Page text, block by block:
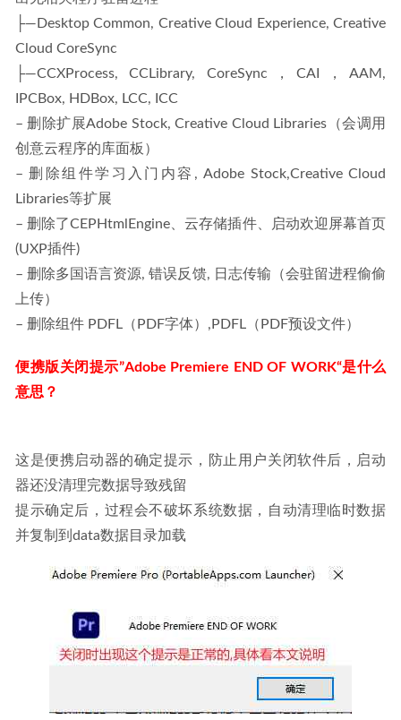
├—Desktop Common, Creative Cloud Experience, Creative
Cloud CoreSync
├—CCXProcess, CCLibrary, CoreSync，CAI，AAM,
IPCBox, HDBox, LCC, ICC
– 删除扩展Adobe Stock, Creative Cloud Libraries（会调用
创意云程序的库面板）
– 删除组件学习入门内容, Adobe Stock,Creative Cloud
Libraries等扩展
– 删除了CEPHtmlEngine、云存储插件、启动欢迎屏幕首页
(UXP插件)
– 删除多国语言资源, 错误反馈, 日志传输（会驻留进程偷偷
上传）
– 删除组件 PDFL（PDF字体）,PDFL（PDF预设文件）
便携版关闭提示”Adobe Premiere END OF WORK“是什么
意思？
这是便携启动器的确定提示，防止用户关闭软件后，启动
器还没清理完数据导致残留
提示确定后，过程会不破坏系统数据，自动清理临时数据
并复制到data数据目录加载